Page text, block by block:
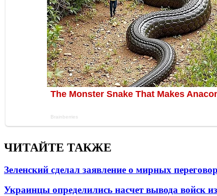
ЧИТАЙТЕ ТАКЖЕ
Зеленский сделал заявление о мирных
Украинцы определились насчет вывода войск